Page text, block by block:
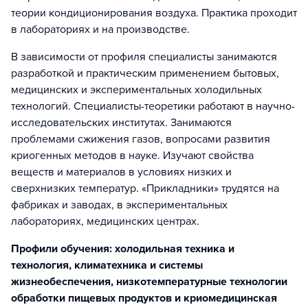
теории кондиционирования воздуха. Практика проходит
в лабораториях и на производстве.
В зависимости от профиля специалисты занимаются
разработкой и практическим применением бытовых,
медицинских и экспериментальных холодильных
технологий. Специалисты-теоретики работают в научно-
исследовательских институтах. Занимаются
проблемами сжижения газов, вопросами развития
криогенных методов в науке. Изучают свойства
веществ и материалов в условиях низких и
сверхнизких температур. «Прикладники» трудятся на
фабриках и заводах, в экспериментальных
лабораториях, медицинских центрах.
Профили обучения: холодильная техника и
технология, климатехника и системы
жизнеобеспечения, низкотемпературные технологии
обработки пищевых продуктов и криомедицинская